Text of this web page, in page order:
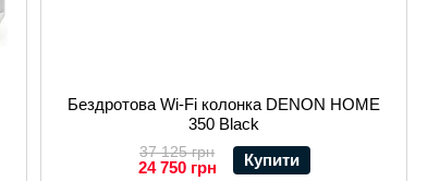
Бездротова Wi-Fi колонка DENON HOME
350 Black
37 125 грн
24 750 грн Купити